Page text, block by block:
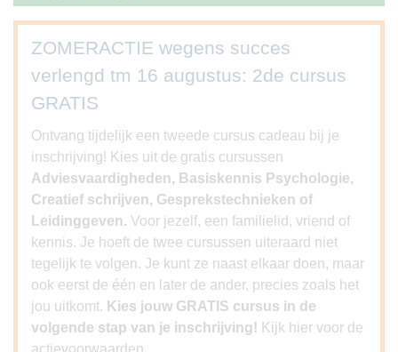
ZOMERACTIE wegens succes
verlengd tm 16 augustus: 2de cursus
GRATIS
Ontvang tijdelijk een tweede cursus cadeau bij je
inschrijving! Kies uit de gratis cursussen
Adviesvaardigheden, Basiskennis Psychologie,
Creatief schrijven, Gesprekstechnieken of
Leidinggeven. Voor jezelf, een familielid, vriend of
kennis. Je hoeft de twee cursussen uiteraard niet
tegelijk te volgen. Je kunt ze naast elkaar doen, maar
ook eerst de één en later de ander, precies zoals het
jou uitkomt. Kies jouw GRATIS cursus in de
volgende stap van je inschrijving! Kijk hier voor de